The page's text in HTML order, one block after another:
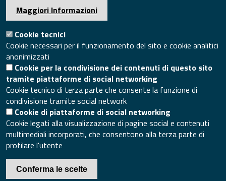
SITO WEB
Mappa del sito
Accesso redazione sito
Area riservata
© 2020 Camera di Commercio di Caserta
Maggiori Informazioni
Cookie tecnici
Cookie necessari per il funzionamento del sito e cookie analitici
anonimizzati
Cookie per la condivisione dei contenuti di questo sito
tramite piattaforme di social networking
Cookie tecnico di terza parte che consente la funzione di
condivisione tramite social network
Cookie di piattaforme di social networking
Cookie legati alla visualizzazione di pagine social e contenuti
multimediali incorporati, che consentono alla terza parte di
profilare l'utente
Conferma le scelte